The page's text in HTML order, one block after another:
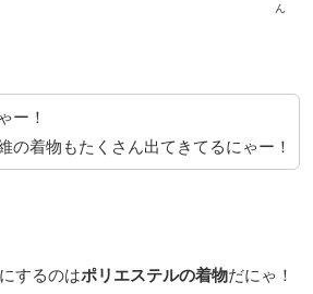
ん
ー！
の着物もたくさん出てきてるにゃー！
するのはポリエステルの着物だにゃ！